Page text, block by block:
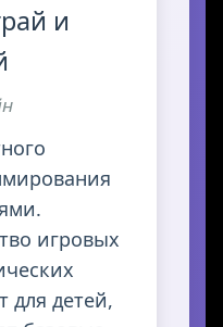
и
игровых
для детей,